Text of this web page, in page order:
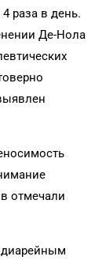
раза в день.
Де-Нола
отмечали